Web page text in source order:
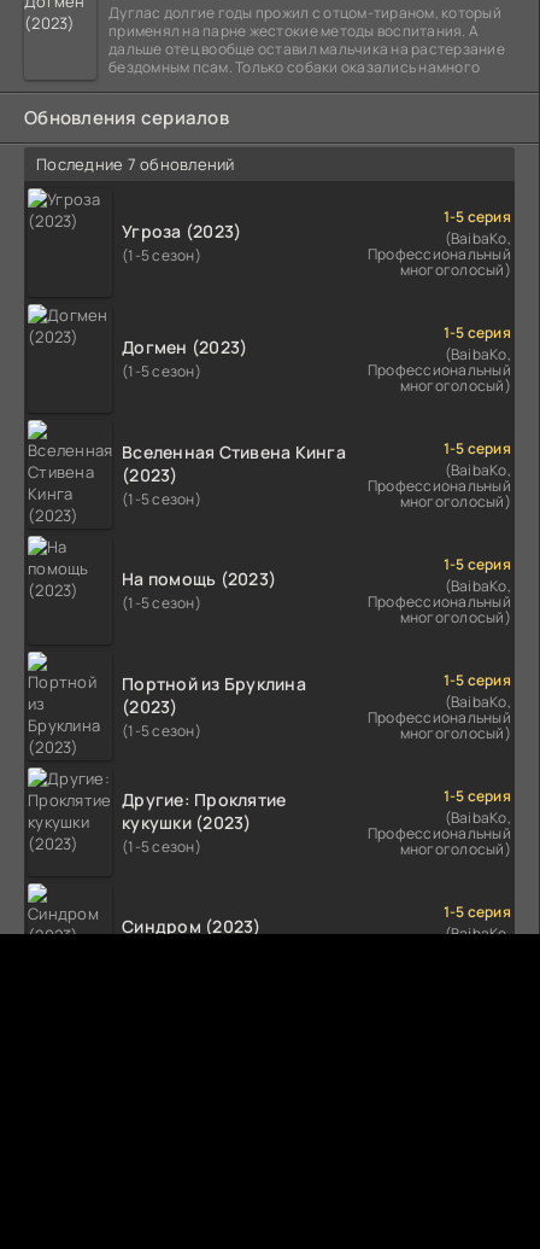
Дуглас долгие годы прожил с отцом-тираном, который
применял на парне жестокие методы воспитания. А
дальше отец вообще оставил мальчика на растерзание
бездомным псам. Только собаки оказались намного
Обновления сериалов
Последние 7 обновлений
Угроза (2023)
(1-5 сезон)
1-5 серия
(BaibaKo,
Профессиональный
многоголосый)
Догмен (2023)
(1-5 сезон)
1-5 серия
(BaibaKo,
Профессиональный
многоголосый)
Вселенная Стивена Кинга
(2023)
(1-5 сезон)
1-5 серия
(BaibaKo,
Профессиональный
многоголосый)
На помощь (2023)
(1-5 сезон)
1-5 серия
(BaibaKo,
Профессиональный
многоголосый)
Портной из Бруклина
(2023)
(1-5 сезон)
1-5 серия
(BaibaKo,
Профессиональный
многоголосый)
Другие: Проклятие
кукушки (2023)
(1-5 сезон)
1-5 серия
(BaibaKo,
Профессиональный
многоголосый)
Синдром (2023)
1-5 серия
(BaibaKo,